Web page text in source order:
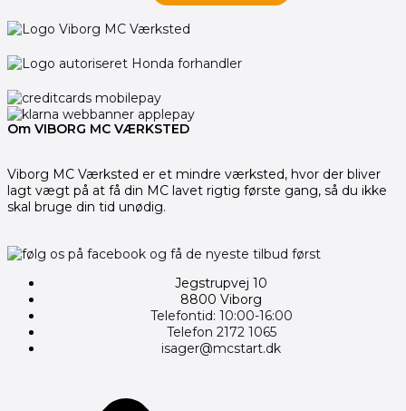
Om VIBORG MC VÆRKSTED
Viborg MC Værksted er et mindre værksted, hvor der bliver
lagt vægt på at få din MC lavet rigtig første gang, så du ikke
skal bruge din tid unødig.
Jegstrupvej 10
8800 Viborg
Telefontid: 10:00-16:00
Telefon 2172 1065
isager@mcstart.dk